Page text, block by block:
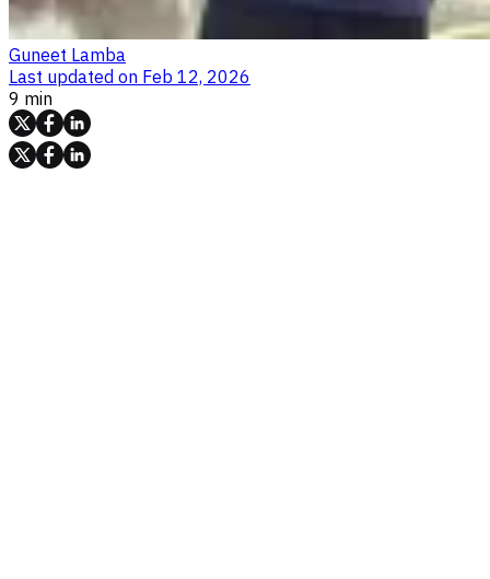
Guneet Lamba
Last updated on Feb 12, 2026
9 min